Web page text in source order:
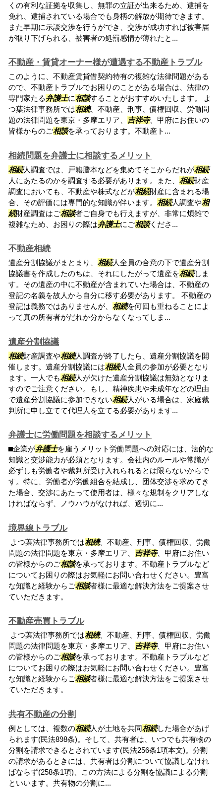
くの有利な証拠を収集し、無罪の立証が出来るため、逮捕を
免れ、逮捕されている場合でも身柄の解放が期待できます。
また早期に示談交渉を行うができ、交渉が成功すれば被害届
が取り下げられる、被害者の処罰感情が薄れたと...
不動産・賃貸オーナー様が遭遇する不動産トラブル
このように、不動産賃貸借契約特有の複雑な法律問題がある
ので、不動産トラブルでお困りのことがある場合は、法律の
専門家たる弁護士に相談することがおすすめいたします。 よ
つ葉法律事務所では相続、不動産、刑事、債権回収、労働問
題の法律問題を東京・多摩エリア、
吉祥寺、甲府にお住いの
皆様からのご相談を承っております。不動産ト...
相続問題を弁護士に相談するメリット
相続人調査では、戸籍謄本などを集めてそこからだれが相続
人にあたるのかを調査する必要があります。また、 相続財産
調査においても、不動産や株式などが相続財産に含まれる場
合、その評価には専門的な知識が伴います。 相続人調査や相
続財産調査はご相談者ご自身でも行えますが、非常に煩雑で
複雑なため、お困りの際は弁護士にご相談くださ...
不動産相続
遺産分割協議がまとまり、 相続人全員の合意の下で遺産分割
協議書を作成したのちは、それにしたがって遺産を相続しま
す。その遺産の中に不動産が含まれていた場合は、不動産の
登記の名義を故人から自分に移す必要があります。 不動産の
登記は義務ではありませんが、 相続を何回も重ねることによ
って真の所有者がだれか分からなくなってしま...
遺産分割協議
相続財産調査や相続人調査が終了したら、遺産分割協議を開
催します。遺産分割協議には相続人全員の参加が必要となり
ます。一人でも相続人が欠けた遺産分割協議は無効となりま
すのでご注意ください。もし、精神疾患や未成年などの理由
で遺産分割協議に参加できない相続人がいる場合は、家庭裁
判所に申し立てて代理人を立てる必要があります...
弁護士に労働問題を相談するメリット
⬛︎企業が弁護士を雇うメリット労働問題への対応には、法的な
知識と交渉能力が必須となります。会社内のルールや常識が
必ずしも労働者や裁判所受け入れられるとは限らないからで
す。特に、労働者が労働組合を結成し、団体交渉を求めてき
た場合、交渉にあたって使用者は、様々な規制をクリアしな
ければならず、ノウハウがなければ、適切に...
境界線トラブル
よつ葉法律事務所では相続、不動産、刑事、債権回収、労働
問題の法律問題を東京・多摩エリア、
吉祥寺、甲府にお住い
の皆様からのご相談を承っております。不動産トラブルなど
についてお困りの際はお気軽にお問い合わせください。豊富
な知識と経験からご相談者様に最適な解決方法をご提案させ
ていただきます。
不動産売買トラブル
よつ葉法律事務所では相続、不動産、刑事、債権回収、労働
問題の法律問題を東京・多摩エリア、
吉祥寺、甲府にお住い
の皆様からのご相談を承っております。不動産トラブルなど
についてお困りの際はお気軽にお問い合わせください。豊富
な知識と経験からご相談者様に最適な解決方法をご提案させ
ていただきます。
共有不動産の分割
例としては、複数の相続人が土地を共同相続した場合があげ
られます(民法898条)。そして、共有者は、いつでも共有物の
分割を請求できるとされています(民法256条1項本文)。分割
の請求があるときには、共有者は分割について協議しなけれ
ばならず(258条1項)、この方法による分割を協議による分割
といいます。共有物の分割に...